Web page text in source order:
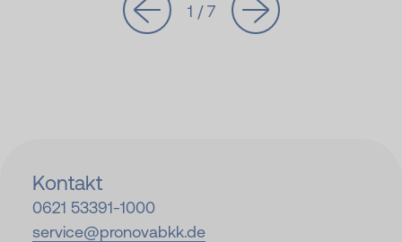
1 / 7
Kontakt
0621 53391-1000
service@pronovabkk.de